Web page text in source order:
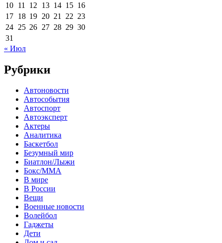
10 11 12 13 14 15 16
17 18 19 20 21 22 23
24 25 26 27 28 29 30
31
« Июл
Рубрики
Автоновости
Автособытия
Автоспорт
Автоэксперт
Актеры
Аналитика
Баскетбол
Безумный мир
Биатлон/Лыжи
Бокс/MMA
В мире
В России
Вещи
Военные новости
Волейбол
Гаджеты
Дети